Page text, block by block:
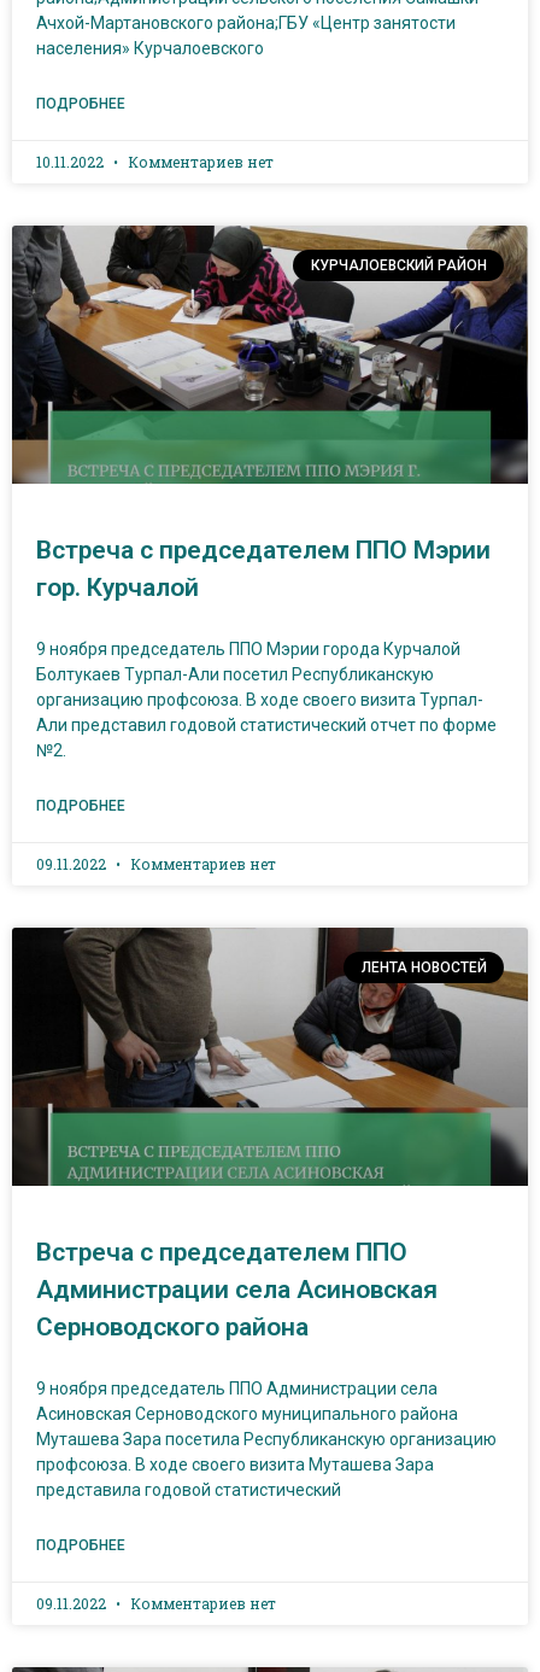
Ачхой-Мартановского района;ГБУ «Центр занятости
населения» Курчалоевского
ПОДРОБНЕЕ
10.11.2022 Комментариев нет
КУРЧАЛОЕВСКИЙ РАЙОН
Встреча с председателем ППО Мэрии
гор. Курчалой
9 ноября председатель ППО Мэрии города Курчалой
Болтукаев Турпал-Али посетил Республиканскую
организацию профсоюза. В ходе своего визита Турпал-
Али представил годовой статистический отчет по форме
№2.
ПОДРОБНЕЕ
09.11.2022 Комментариев нет
ЛЕНТА НОВОСТЕЙ
Встреча с председателем ППО
Администрации села Асиновская
Серноводского района
9 ноября председатель ППО Администрации села
Асиновская Серноводского муниципального района
Муташева Зара посетила Республиканскую организацию
профсоюза. В ходе своего визита Муташева Зара
представила годовой статистический
ПОДРОБНЕЕ
09.11.2022 Комментариев нет